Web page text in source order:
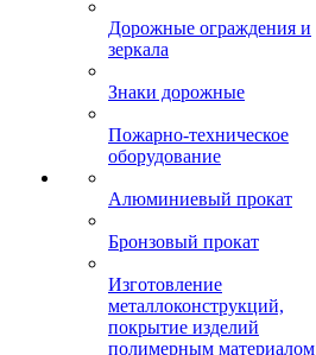
Дорожные ограждения и
зеркала
Знаки дорожные
Пожарно-техническое
оборудование
Алюминиевый прокат
Бронзовый прокат
Изготовление
металлоконструкций,
покрытие изделий
полимерным материалом